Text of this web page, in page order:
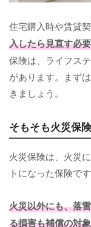
住宅購入時や賃貸
入したら見直す必
保険は、ライフス
があります。まず
きましょう。
そもそも火災保
火災保険は、火災
トになった保険です
火災以外にも、落
る損害も補償の対象